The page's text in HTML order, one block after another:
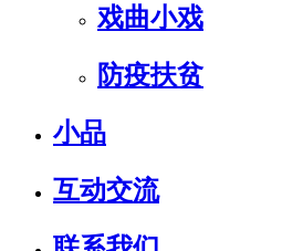
戏曲小戏
防疫扶贫
小品
互动交流